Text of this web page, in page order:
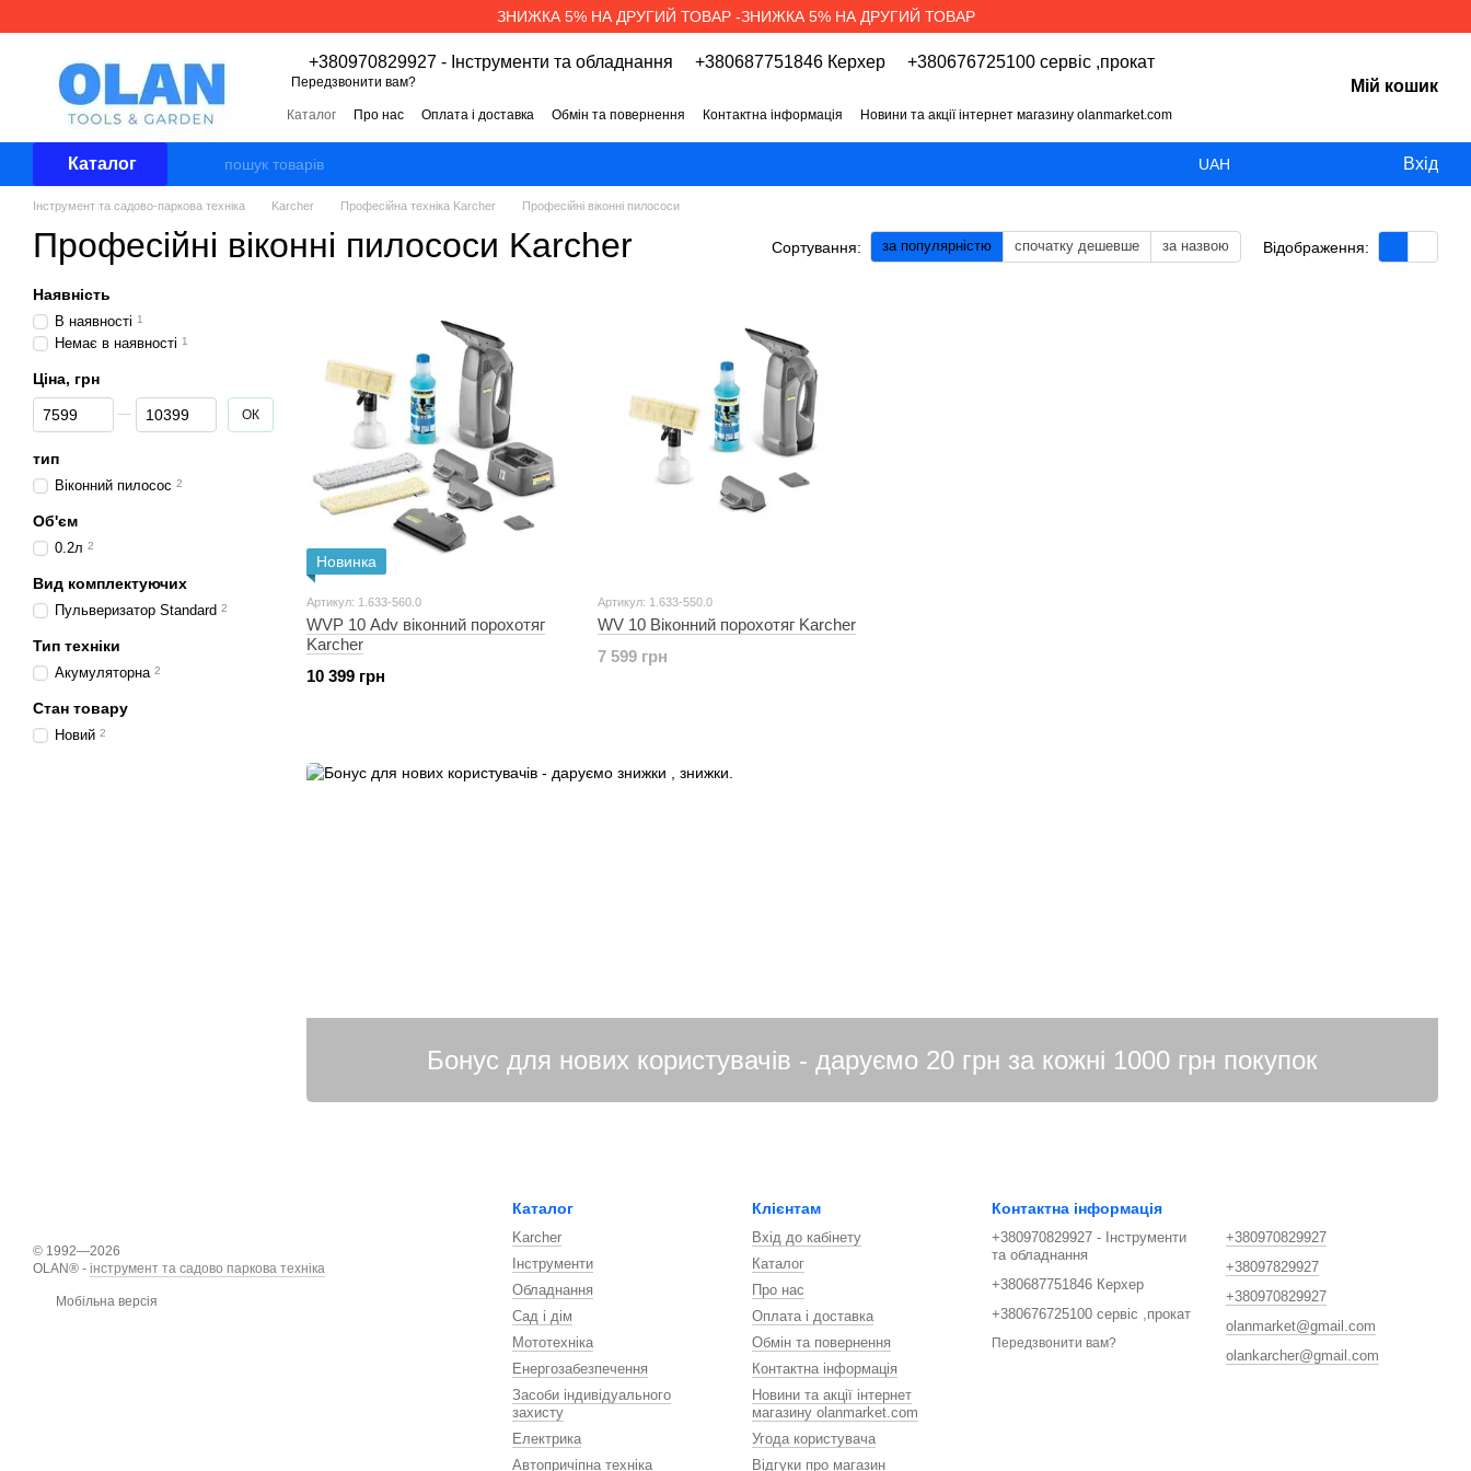
ЗНИЖКА 5% НА ДРУГИЙ ТОВАР -ЗНИЖКА 5% НА ДРУГИЙ ТОВАР
+380970829927 - Інструменти та обладнання +380687751846 Керхер +380676725100 сервіс ,прокат
Передзвонити вам?
Каталог Про нас Оплата і доставка Обмін та повернення Контактна інформація
Новини та акції інтернет магазину olanmarket.com
Мій кошик
Каталог UAH Вхід
Інструмент та садово-паркова техніка Karcher Професійна техніка Karcher Професійні віконні пилососи
Професійні віконні пилососи Karcher Сортування: за популярністю спочатку дешевше за назвою Відображення:
Новинка
Артикул: 1.633-560.0
WVP 10 Adv віконний порохотяг
Karcher
10 399 грн
Артикул: 1.633-550.0
WV 10 Віконний порохотяг Karcher
7 599 грн
Наявність
В наявності 1
Немає в наявності 1
Ціна, грн
Від Ціна, грн
До Ціна, грн ОК
тип
Віконний пилосос 2
Об'єм
0.2л 2
Вид комплектуючих
Пульверизатор Standard 2
Тип техніки
Акумуляторна 2
Стан товару
Новий 2
© 1992—2026
OLAN® - інструмент та садово паркова техніка
Мобільна версія
Каталог
Karcher
Інструменти
Обладнання
Сад і дім
Мототехніка
Енергозабезпечення
Засоби індивідуального
захисту
Електрика
Автопричіпна техніка
Клієнтам
Вхід до кабінету
Каталог
Про нас
Оплата і доставка
Обмін та повернення
Контактна інформація
Новини та акції інтернет
магазину olanmarket.com
Угода користувача
Відгуки про магазин
Контактна інформація
+380970829927 - Інструменти
та обладнання
+380687751846 Керхер
+380676725100 сервіс ,прокат
Передзвонити вам?
+380970829927
+38097829927
+380970829927
olanmarket@gmail.com
olankarcher@gmail.com